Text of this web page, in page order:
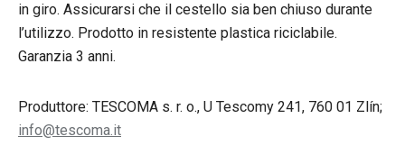
in giro. Assicurarsi che il cestello sia ben chiuso durante
l’utilizzo. Prodotto in resistente plastica riciclabile.
Garanzia 3 anni.
Produttore: TESCOMA s. r. o., U Tescomy 241, 760 01 Zlín;
info@tescoma.it